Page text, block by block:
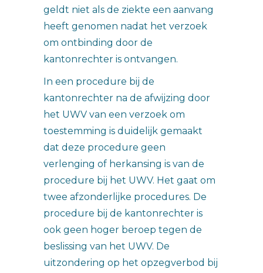
geldt niet als de ziekte een aanvang
heeft genomen nadat het verzoek
om ontbinding door de
kantonrechter is ontvangen.
In een procedure bij de
kantonrechter na de afwijzing door
het UWV van een verzoek om
toestemming is duidelijk gemaakt
dat deze procedure geen
verlenging of herkansing is van de
procedure bij het UWV. Het gaat om
twee afzonderlijke procedures. De
procedure bij de kantonrechter is
ook geen hoger beroep tegen de
beslissing van het UWV. De
uitzondering op het opzegverbod bij